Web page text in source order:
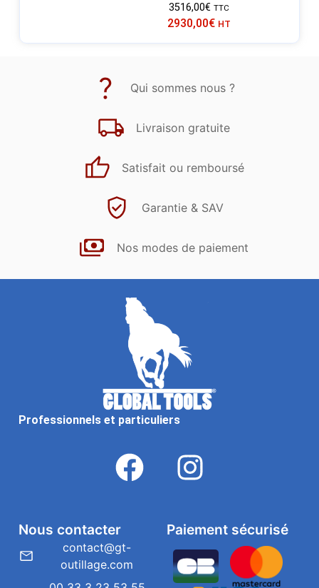
3516,00€ TTC
2930,00€ HT
Qui sommes nous ?
Livraison gratuite
Satisfait ou remboursé
Garantie & SAV
Nos modes de paiement
Professionnels et particuliers
Paiement sécurisé
Nous contacter
contact@gt-
outillage.com